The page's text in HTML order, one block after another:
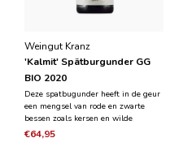
Weingut Kranz
'Kalmit' Spätburgunder GG
BIO 2020
Deze spatbugunder heeft in de geur
een mengsel van rode en zwarte
bessen zoals kersen en wilde
framboos. De wijn is krachtig en
€64,95